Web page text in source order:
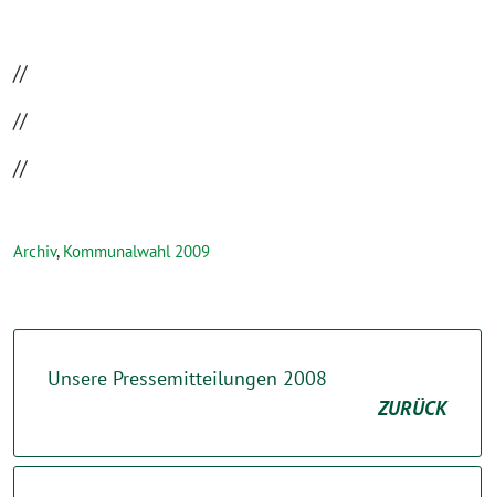
//
//
//
Archiv, Kommunalwahl 2009
Unsere Pressemitteilungen 2008
ZURÜCK